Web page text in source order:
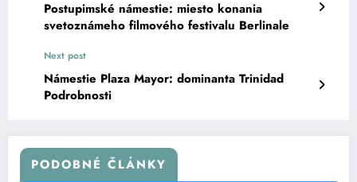
Postupimské námestie: miesto konania
svetoznámeho filmového festivalu Berlinale
Next post
Námestie Plaza Mayor: dominanta Trinidad
Podrobnosti
PODOBNÉ ČLÁNKY